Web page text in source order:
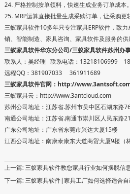
24. 严格控制按单领料，快速生成业务订单成本。
25. MRP运算直接批量生成采购订单，让采购更
三蚁家具软件10多年只专注家具ERP软件，致
销、智能制造、家具咨询、家具软件及服务的供
三蚁家具软件华东分公司/三蚁家具软件苏州办
联系人：吴经理 联系电话：13218106999
远程QQ：381907033 361911689
三蚁家具软件官网： http://
三蚁家具云：http://www.3antcloud.com
苏州公司地址：江苏省.苏州市吴中区石湖东路
南通公司地址：江苏省.南通市崇川区人民东路
广东公司地址：广东省东莞市兴达大厦15楼
江西公司地址：南康泰康东大道商贸大厦9楼（
上一篇:三蚁家具软件教您家具行业如何摆脱信
下一篇:三蚁家具软件|家具工厂如何选择适合自